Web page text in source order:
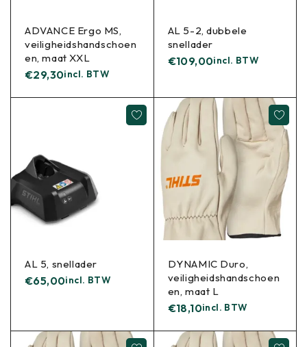
ADVANCE Ergo MS,
veiligheidshandschoen
en, maat XXL
€29,30incl. BTW
AL 5-2, dubbele
snellader
€109,00incl. BTW
AL 5, snellader
€65,00incl. BTW
DYNAMIC Duro,
veiligheidshandschoen
en, maat L
€18,10incl. BTW